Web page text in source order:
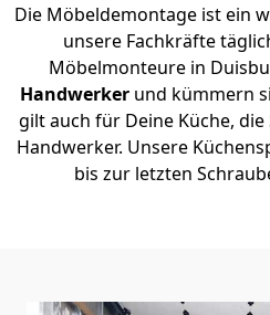
Die Möbeldemontage ist ein
unsere Fachkräfte
Möbelmonteure in
Handwerker und kümmern
gilt auch für Deine Küche,
Handwerker. Unsere
bis zur letzten